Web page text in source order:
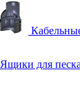
Ящики для